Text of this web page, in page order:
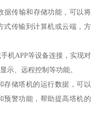
据传输和存储功能，可以将
式传输到计算机或云端，方
机APP等设备连接，实现对
示、远程控制等功能。
存储塔机的运行数据，可以
预警功能，帮助提高塔机的